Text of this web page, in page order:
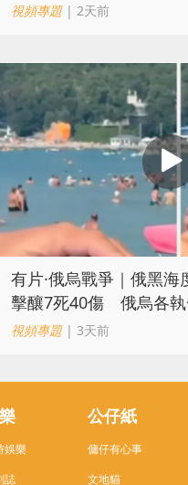
視頻專題| 2天前
有片·俄烏戰爭｜俄黑
擊釀7死40傷 俄烏各執
視頻專題| 3天前
娛樂
誌
公仔紙
傭仔有心事
文地貓